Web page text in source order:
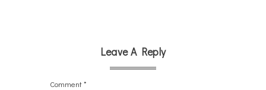
Leave A Reply
Comment*